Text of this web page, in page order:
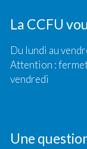
La CCFU
Du lundi au
Attention :
vendredi
Une